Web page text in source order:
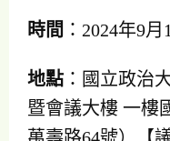
時間 ：2024年9
地點 ：國立政治
暨會議大樓 一樓